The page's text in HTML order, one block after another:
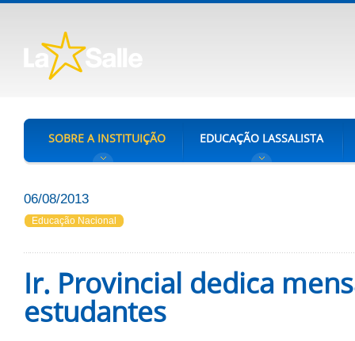
SOBRE A INSTITUIÇÃO EDUCAÇÃO LASSALISTA
06/08/2013
Educação Nacional
Ir. Provincial dedica
estudantes